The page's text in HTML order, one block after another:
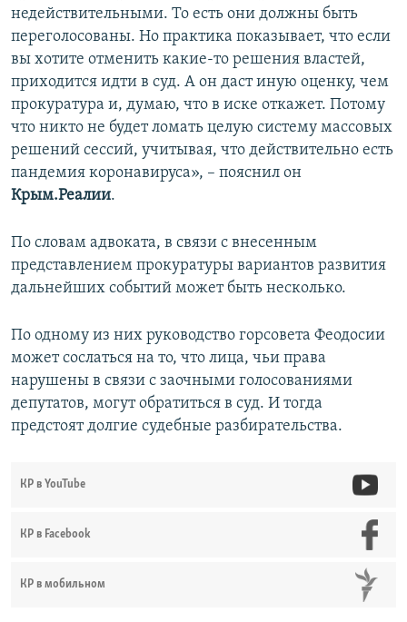
недействительными. То есть они должны быть
переголосованы. Но практика показывает, что если
вы хотите отменить какие-то решения властей,
приходится идти в суд. А он даст иную оценку, чем
прокуратура и, думаю, что в иске откажет. Потому
что никто не будет ломать целую систему массовых
решений сессий, учитывая, что действительно есть
пандемия коронавируса», – пояснил он
Крым.Реалии.
По словам адвоката, в связи с внесенным
представлением прокуратуры вариантов развития
дальнейших событий может быть несколько.
По одному из них руководство горсовета Феодосии
может сослаться на то, что лица, чьи права
нарушены в связи с заочными голосованиями
депутатов, могут обратиться в суд. И тогда
предстоят долгие судебные разбирательства.
КР в YouTube
КР в Facebook
КР в мобильном